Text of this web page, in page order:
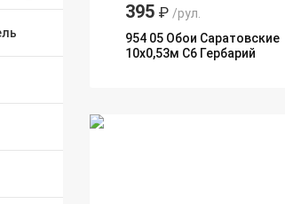
395 ₽ /рул.
954 05 Обои Саратовские
10х0,53м С6 Гербарий